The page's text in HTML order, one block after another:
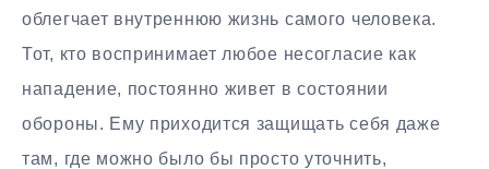
облегчает внутреннюю жизнь самого человека.
Тот, кто воспринимает любое несогласие как
нападение, постоянно живет в состоянии
обороны. Ему приходится защищать себя даже
там, где можно было бы просто уточнить,